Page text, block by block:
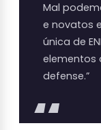
Mal
e novatos
única de
elementos
defense.”